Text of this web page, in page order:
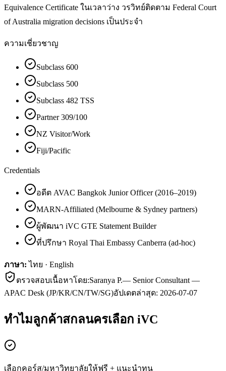
Equivalence Certificate ในเวลาว่าง วรวิทย์ติดตาม Federal Court
of Australia migration decisions เป็นประจำ
ความเชี่ยวชาญ
Subclass 600
Subclass 500
Subclass 482 TSS
Partner 309/100
NZ Visitor/Work
Fiji/Pacific
Credentials
อดีต AVAC Bangkok Junior Officer (2016–2019)
MARN-Affiliated (Melbourne & Sydney partners)
ผู้พัฒนา iVC GTE Statement Builder
ที่ปรึกษา Royal Thai Embassy Canberra (ad-hoc)
ภาษา: ไทย · English
ตรวจสอบเนื้อหาโดย:Saranya P.— Senior Consultant —
APAC Desk (JP/KR/CN/TW/SG)อัปเดตล่าสุด: 2026-07-07
ทำไมลูกค้าสกลนครเลือก iVC
เลือกคอร์ส/มหาวิทยาลัยให้ฟรี + แนะนำทุน